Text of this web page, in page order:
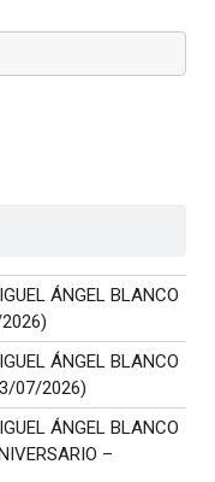
ÁNGEL BLANCO
ÁNGEL BLANCO
07/2026)
ÁNGEL BLANCO
–